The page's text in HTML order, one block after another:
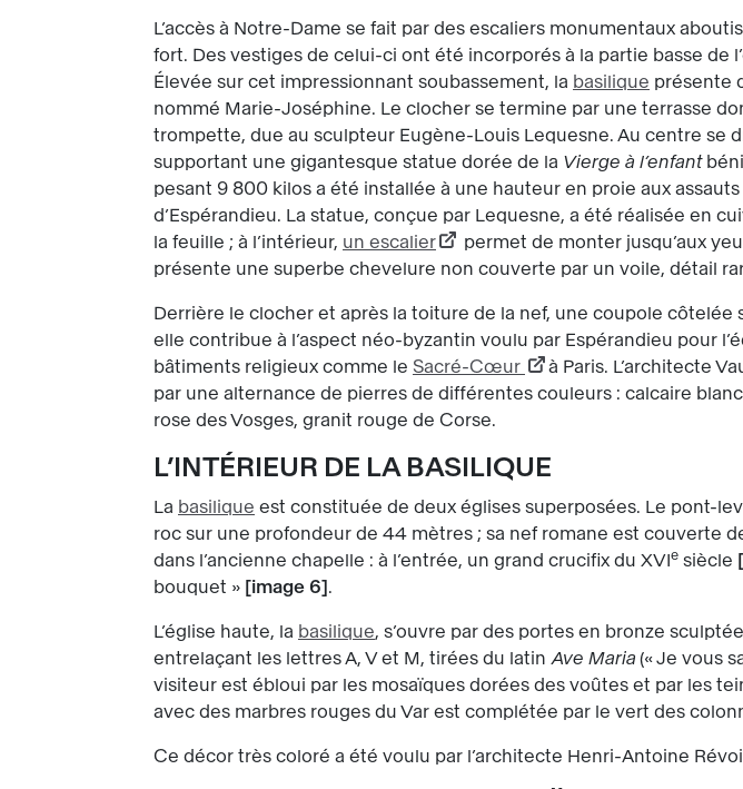
L’accès à Notre-Dame se fait par des escaliers monumentaux
fort. Des vestiges de celui-ci ont été incorporés à la partie basse de
Élevée sur cet impressionnant soubassement, la basilique présente
nommé Marie-Joséphine. Le clocher se termine par une terrasse
trompette, due au sculpteur Eugène-Louis Lequesne. Au centre se
supportant une gigantesque statue dorée de la Vierge à l’enfant
pesant 9 800 kilos a été installée à une hauteur en proie aux
d’Espérandieu. La statue, conçue par Lequesne, a été réalisée en
la feuille ; à l’intérieur, un escalier
permet de monter jusqu’aux
présente une superbe chevelure non couverte par un voile, détail
Derrière le clocher et après la toiture de la nef, une coupole côtelée
elle contribue à l’aspect néo-byzantin voulu par Espérandieu pour
bâtiments religieux comme le Sacré-Cœur à Paris. L’architecte
par une alternance de pierres de différentes couleurs : calcaire
rose des Vosges, granit rouge de Corse.
L’INTÉRIEUR DE LA BASILIQUE
La basilique est constituée de deux églises superposées. Le pont-
roc sur une profondeur de 44 mètres ; sa nef romane est couverte
dans l’ancienne chapelle : à l’entrée, un grand crucifix du XVIe siècle
bouquet »
image 6 .
L’église haute, la basilique, s’ouvre par des portes en bronze
entrelaçant les lettres A, V et M, tirées du latin Ave Maria (« Je vous
visiteur est ébloui par les mosaïques dorées des voûtes et par les
avec des marbres rouges du Var est complétée par le vert des
Ce décor très coloré a été voulu par l’architecte Henri-Antoine